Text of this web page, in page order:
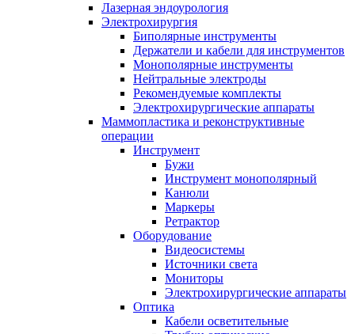
Лазерная эндоурология
Электрохирургия
Биполярные инструменты
Держатели и кабели для инструментов
Монополярные инструменты
Нейтральные электроды
Рекомендуемые комплекты
Электрохирургические аппараты
Маммопластика и реконструктивные
операции
Инструмент
Бужи
Инструмент монополярный
Канюли
Маркеры
Ретрактор
Оборудование
Видеосистемы
Источники света
Мониторы
Электрохирургические аппараты
Оптика
Кабели осветительные